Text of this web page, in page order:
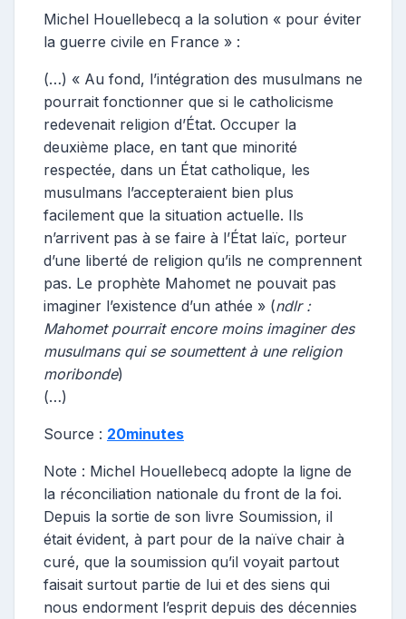
Michel Houellebecq a la solution « pour éviter
la guerre civile en France » :
(…) « Au fond, l’intégration des musulmans ne
pourrait fonctionner que si le catholicisme
redevenait religion d’État. Occuper la
deuxième place, en tant que minorité
respectée, dans un État catholique, les
musulmans l’accepteraient bien plus
facilement que la situation actuelle. Ils
n’arrivent pas à se faire à l’État laïc, porteur
d’une liberté de religion qu’ils ne comprennent
pas. Le prophète Mahomet ne pouvait pas
imaginer l’existence d’un athée » (ndlr :
Mahomet pourrait encore moins imaginer des
musulmans qui se soumettent à une religion
moribonde)
(…)
Source : 20minutes
Note : Michel Houellebecq adopte la ligne de
la réconciliation nationale du front de la foi.
Depuis la sortie de son livre Soumission, il
était évident, à part pour de la naïve chair à
curé, que la soumission qu’il voyait partout
faisait surtout partie de lui et des siens qui
nous endorment l’esprit depuis des décennies